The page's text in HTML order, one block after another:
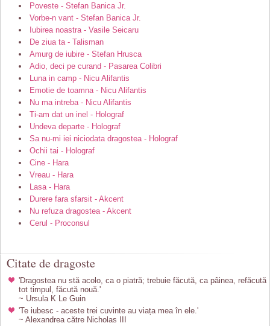
Poveste - Stefan Banica Jr.
Vorbe-n vant - Stefan Banica Jr.
Iubirea noastra - Vasile Seicaru
De ziua ta - Talisman
Amurg de iubire - Stefan Hrusca
Adio, deci pe curand - Pasarea Colibri
Luna in camp - Nicu Alifantis
Emotie de toamna - Nicu Alifantis
Nu ma intreba - Nicu Alifantis
Ti-am dat un inel - Holograf
Undeva departe - Holograf
Sa nu-mi iei niciodata dragostea - Holograf
Ochii tai - Holograf
Cine - Hara
Vreau - Hara
Lasa - Hara
Durere fara sfarsit - Akcent
Nu refuza dragostea - Akcent
Cerul - Proconsul
Citate de dragoste
'Dragostea nu stă acolo, ca o piatră; trebuie făcută, ca pâinea, refăcută
tot timpul, făcută nouă.'
~ Ursula K Le Guin
'Te iubesc - aceste trei cuvinte au viața mea în ele.'
~ Alexandrea către Nicholas III